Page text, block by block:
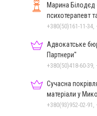
Марина Білодєд
психотерапевт
+380(50)161-11-34,
Адвокатське
Партнери"
Сучасна
матеріали у